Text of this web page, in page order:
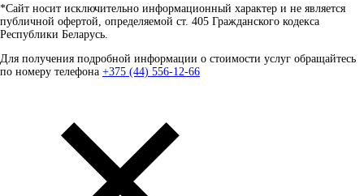
*Сайт носит исключительно информационный характер и не является
публичной офертой, определяемой ст. 405 Гражданского кодекса
Республики Беларусь.
Для получения подробной информации о стоимости услуг обращайтесь
по номеру телефона +375 (44) 556-12-66